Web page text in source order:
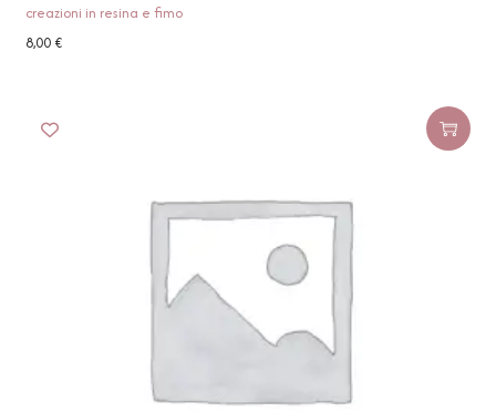
creazioni in resina e fimo
8,00€